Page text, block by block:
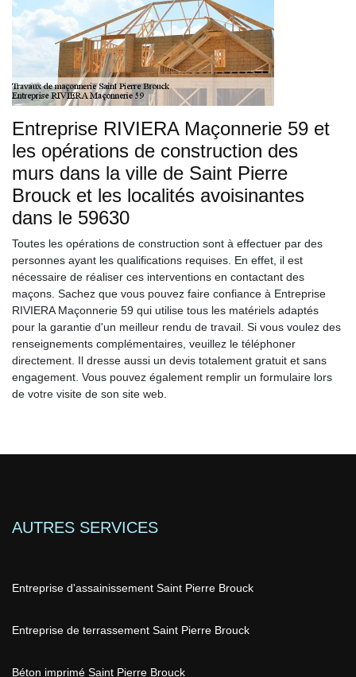
Entreprise RIVIERA Maçonnerie 59 et
les opérations de construction des
murs dans la ville de Saint Pierre
Brouck et les localités avoisinantes
dans le 59630
Toutes les opérations de construction sont à effectuer par des
personnes ayant les qualifications requises. En effet, il est
nécessaire de réaliser ces interventions en contactant des
maçons. Sachez que vous pouvez faire confiance à Entreprise
RIVIERA Maçonnerie 59 qui utilise tous les matériels adaptés
pour la garantie d'un meilleur rendu de travail. Si vous voulez des
renseignements complémentaires, veuillez le téléphoner
directement. Il dresse aussi un devis totalement gratuit et sans
engagement. Vous pouvez également remplir un formulaire lors
de votre visite de son site web.
AUTRES SERVICES
Entreprise d'assainissement Saint Pierre Brouck
Entreprise de terrassement Saint Pierre Brouck
Béton imprimé Saint Pierre Brouck